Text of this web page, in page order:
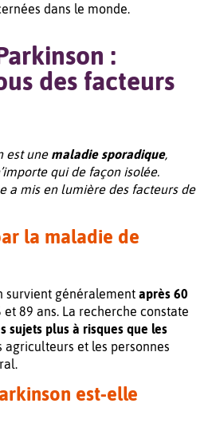
dans le monde.
:
des facteurs
est une maladie sporadique,
qui de façon isolée.
a mis en lumière des facteurs de
la maladie de
survient généralement après 60
89 ans. La recherche constate
sujets plus à risques que les
agriculteurs et les personnes
est-elle